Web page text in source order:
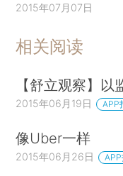
2015年07月07日
相关阅读
【舒立观察】
2015年06月19日 APP
像Uber一样
2015年06月26日